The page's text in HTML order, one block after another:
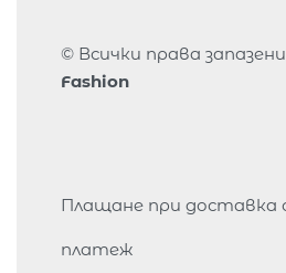
© Всички права
Fashion
Плащане при доставка
платеж